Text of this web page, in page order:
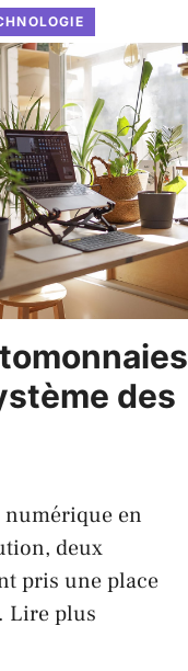
des
numérique en
deux
pris une place
Lire plus